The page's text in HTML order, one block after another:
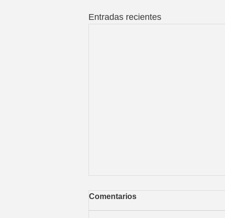
Entradas recientes
Comentarios